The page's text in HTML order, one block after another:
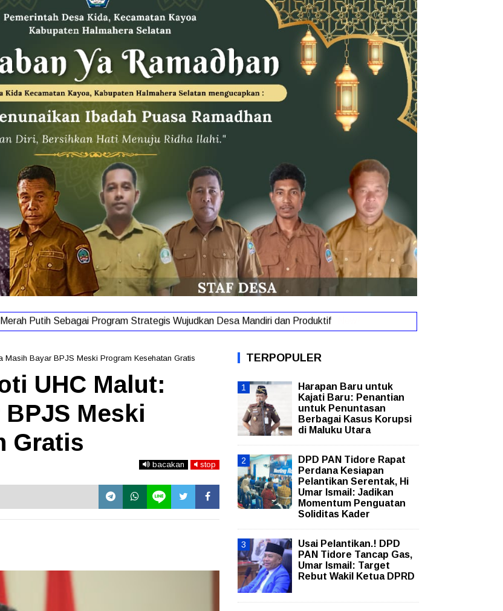
Putih Sebagai Program Strategis Wujudkan Desa Mandiri dan Produktif
Bayar BPJS Meski Program Kesehatan Gratis
UHC Malut:
Meski
Gratis
bacakan stop
TERPOPULER
Harapan Baru untuk
Kajati Baru: Penantian
untuk Penuntasan
Berbagai Kasus Korupsi
di Maluku Utara
DPD PAN Tidore Rapat
Perdana Kesiapan
Pelantikan Serentak, Hi
Umar Ismail: Jadikan
Momentum Penguatan
Soliditas Kader
Usai Pelantikan.! DPD
PAN Tidore Tancap Gas,
Umar Ismail: Target
Rebut Wakil Ketua DPRD